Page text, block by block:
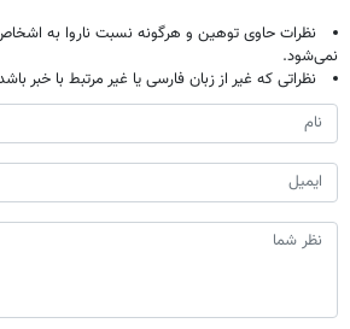
نظرات حاوی توهین و هرگونه نسبت ناروا به
نمی‌شود.
نظراتی که غیر از زبان فارسی یا غیر مرتبط با خبر